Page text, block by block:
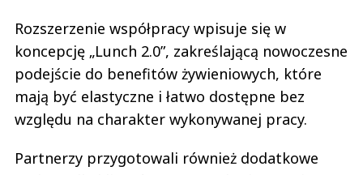
Rozszerzenie współpracy wpisuje się w
koncepcję „Lunch 2.0”, zakreślającą nowoczesne
podejście do benefitów żywieniowych, które
mają być elastyczne i łatwo dostępne bez
względu na charakter wykonywanej pracy.
Partnerzy przygotowali również dodatkowe